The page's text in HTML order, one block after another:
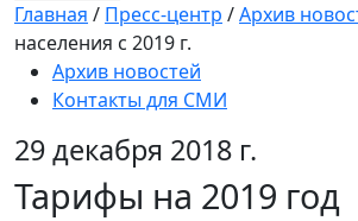
Главная / Пресс-центр /Архив
населения с 2019 г.
Архив новостей
Контакты для СМИ
29 декабря 2018 г.
Тарифы на 2019 год